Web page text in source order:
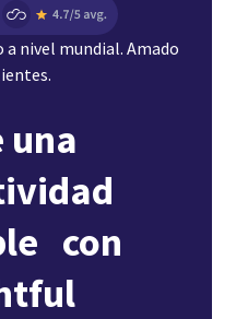
nivel mundial. Amado
una
con